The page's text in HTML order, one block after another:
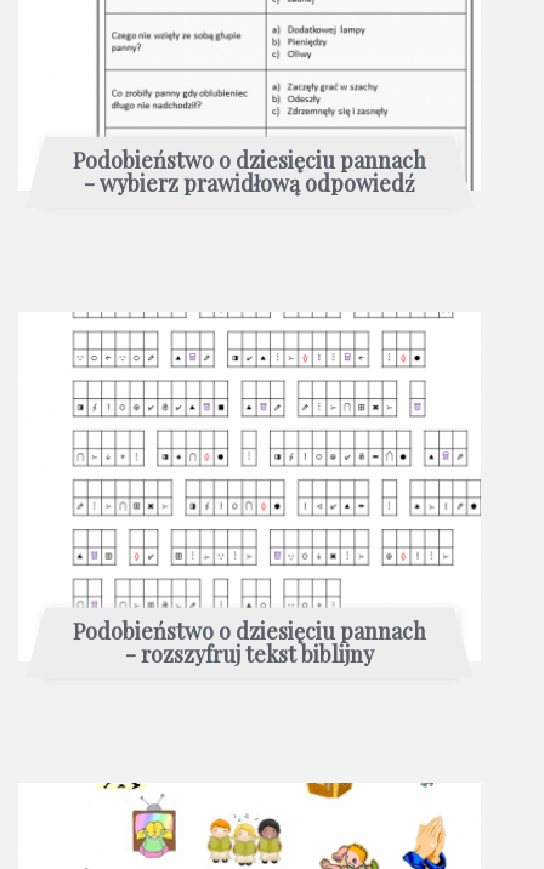
Podobieństwo o dziesięciu pannach
- wybierz prawidłową odpowiedź
Podobieństwo o dziesięciu pannach
- rozszyfruj tekst biblijny